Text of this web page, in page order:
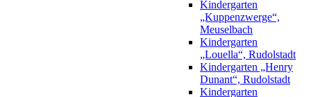
Kindergarten
„Kuppenzwerge“,
Meuselbach
Kindergarten
„Louella“, Rudolstadt
Kindergarten „Henry
Dunant“, Rudolstadt
Kindergarten